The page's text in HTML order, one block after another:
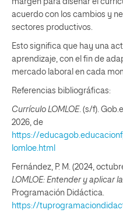
margen para diseñar el
acuerdo con los cambios y
sectores productivos.
Esto significa que hay una
aprendizaje, con el fin de
mercado laboral en cada
Referencias bibliográficas:
Currículo LOMLOE. (s/f).
2026, de
https://
lomloe.html
Fernández, P. M. (2024,
LOMLOE: Entender y aplicar
Programación Didáctica.
https://